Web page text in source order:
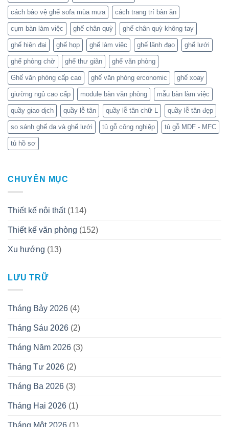
cách bảo vệ ghế sofa mùa mưa cách trang trí bàn ăn
cụm bàn làm việc ghế chân quỳ ghế chân quỳ không tay
ghế hiện đại ghế họp ghế làm việc ghế lãnh đạo ghế lưới
ghế phòng chờ ghế thư giãn ghế văn phòng
Ghế văn phòng cấp cao ghế văn phòng erconomic ghế xoay
giường ngủ cao cấp module bàn văn phòng mẫu bàn làm việc
quầy giao dịch quầy lễ tân quầy lễ tân chữ L quầy lễ tân đẹp
so sánh ghế da và ghế lưới tủ gỗ công nghiệp tủ gỗ MDF - MFC
tủ hồ sơ
CHUYÊN MỤC
Thiết kế nội thất(114)
Thiết kế văn phòng (152)
Xu hướng (13)
LƯU TRỮ
Tháng Bảy 2026 (4)
Tháng Sáu 2026 (2)
Tháng Năm 2026 (3)
Tháng Tư 2026 (2)
Tháng Ba 2026 (3)
Tháng Hai 2026 (1)
Tháng Một 2026 (1)